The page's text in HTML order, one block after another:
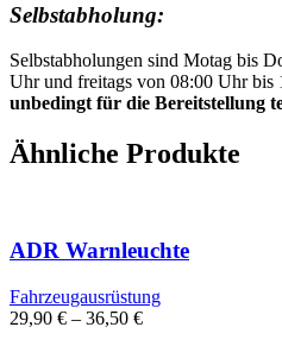
Selbstabholung:
Selbstabholungen sind Motag bis
Uhr und freitags von 08:00 Uhr bis
unbedingt für die Bereitstellung
Ähnliche Produkte
ADR Warnleuchte
Fahrzeugausrüstung
29,90 € – 36,50 €